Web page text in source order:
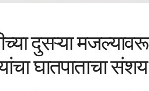
दुसऱ्या
घातपाताचा संशय